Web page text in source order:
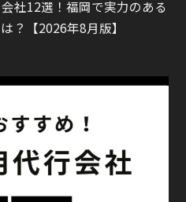
社12選！福岡で実力のある
？【2026年8月版】